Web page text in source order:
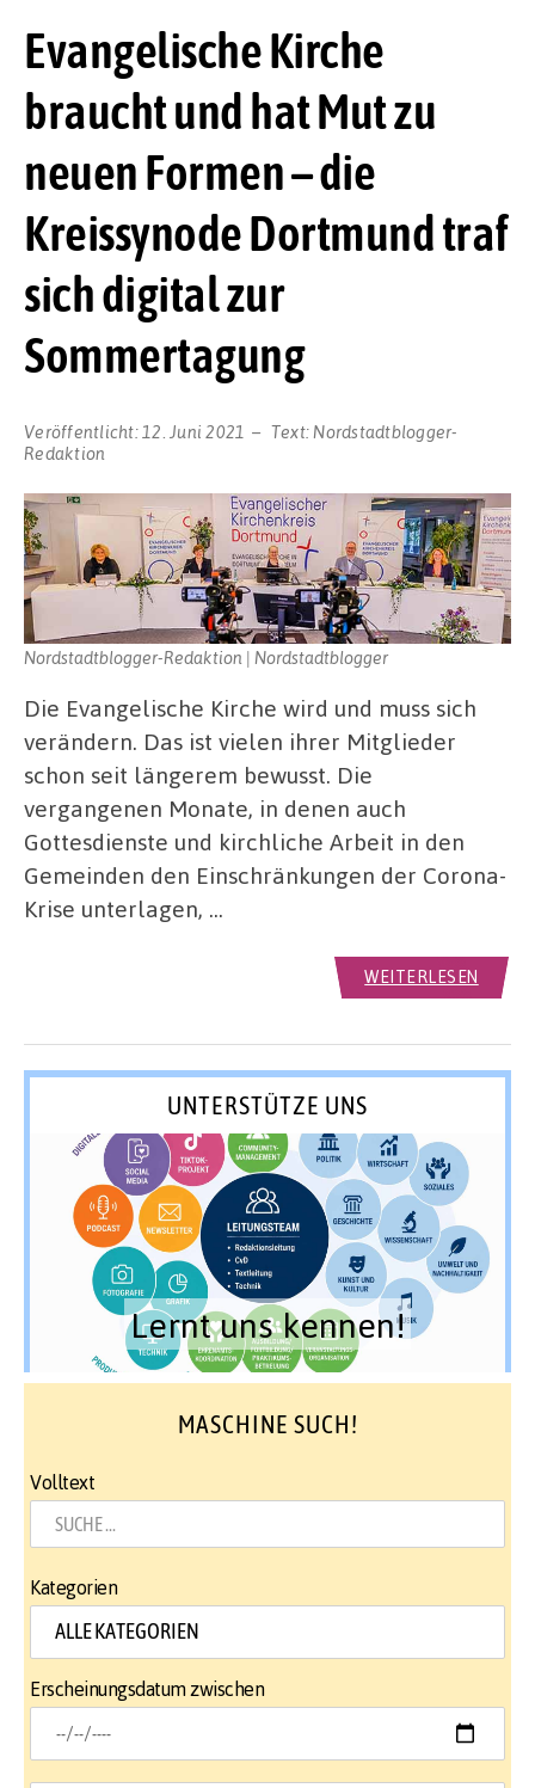
Evangelische Kirche
braucht und hat Mut zu
neuen Formen – die
Kreissynode Dortmund traf
sich digital zur
Sommertagung
Veröffentlicht: 12. Juni 2021 Text: Nordstadtblogger-
Redaktion
Nordstadtblogger-Redaktion | Nordstadtblogger
Die Evangelische Kirche wird und muss sich
verändern. Das ist vielen ihrer Mitglieder
schon seit längerem bewusst. Die
vergangenen Monate, in denen auch
Gottesdienste und kirchliche Arbeit in den
Gemeinden den Einschränkungen der Corona-
Krise unterlagen, …
WEITERLESEN
UNTERSTÜTZE UNS
Lernt uns kennen!
MASCHINE SUCH!
Volltext
Kategorien
Erscheinungsdatum zwischen